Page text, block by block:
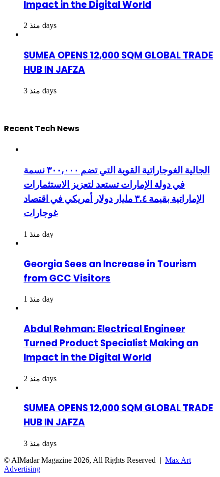
Impact in the Digital World
منذ 2 days
SUMEA OPENS 12,000 SQM GLOBAL TRADE
HUB IN JAFZA
منذ 3 days
Recent Tech News
الجالية الغوجاراتية القوية التي تضم ٣٠٠,٠٠٠ نسمة
في دولة الإمارات تستعد لتعزيز الاستثمارات
الإماراتية بقيمة ٣.٤ مليار دولار أمريكي في اقتصاد
غوجارات
منذ 1 day
Georgia Sees an Increase in Tourism
from GCC Visitors
منذ 1 day
Abdul Rehman: Electrical Engineer
Turned Product Specialist Making an
Impact in the Digital World
منذ 2 days
SUMEA OPENS 12,000 SQM GLOBAL TRADE
HUB IN JAFZA
منذ 3 days
© AlMadar Magazine 2026, All Rights Reserved | Max Art
Advertising